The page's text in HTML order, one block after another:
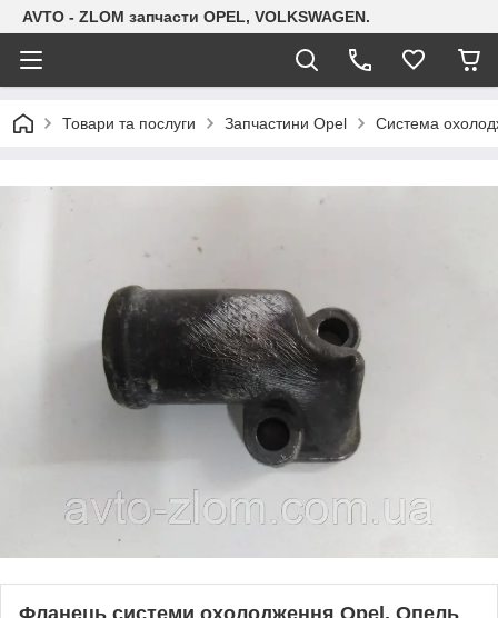
AVTO - ZLOM запчасти OPEL, VOLKSWAGEN.
Товари та послуги Запчастини Opel Система
Фланець системи охолодження Opel, Опель